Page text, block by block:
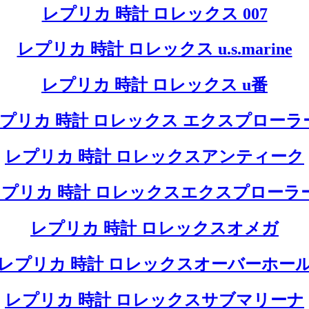
レプリカ 時計 ロレックス 007
レプリカ 時計 ロレックス u.s.marine
レプリカ 時計 ロレックス u番
リカ 時計 ロレックス エクスプローラ
レプリカ 時計 ロレックスアンティーク
リカ 時計 ロレックスエクスプローラ
レプリカ 時計 ロレックスオメガ
プリカ 時計 ロレックスオーバーホー
レプリカ 時計 ロレックスサブマリーナ